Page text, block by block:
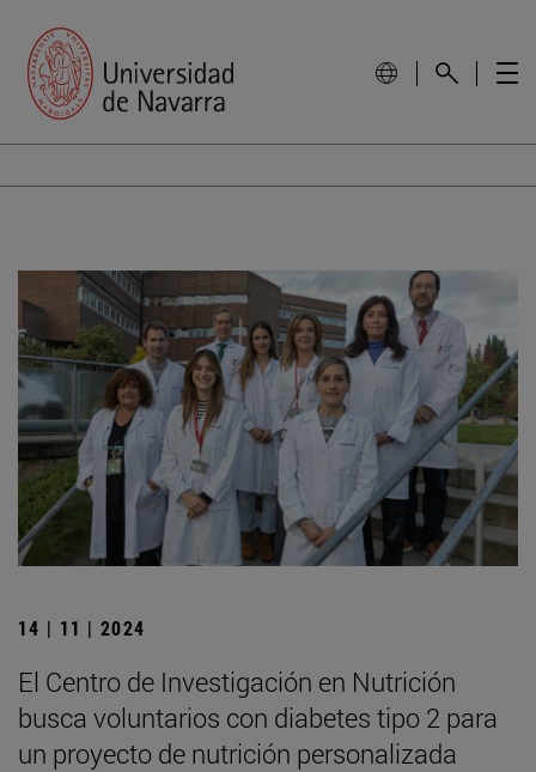
14 | 11 | 2024
El Centro de Investigación en Nutrición
busca voluntarios con diabetes tipo 2 para
un proyecto de nutrición personalizada